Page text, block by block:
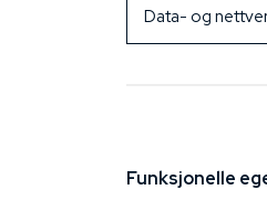
Funksjonelle